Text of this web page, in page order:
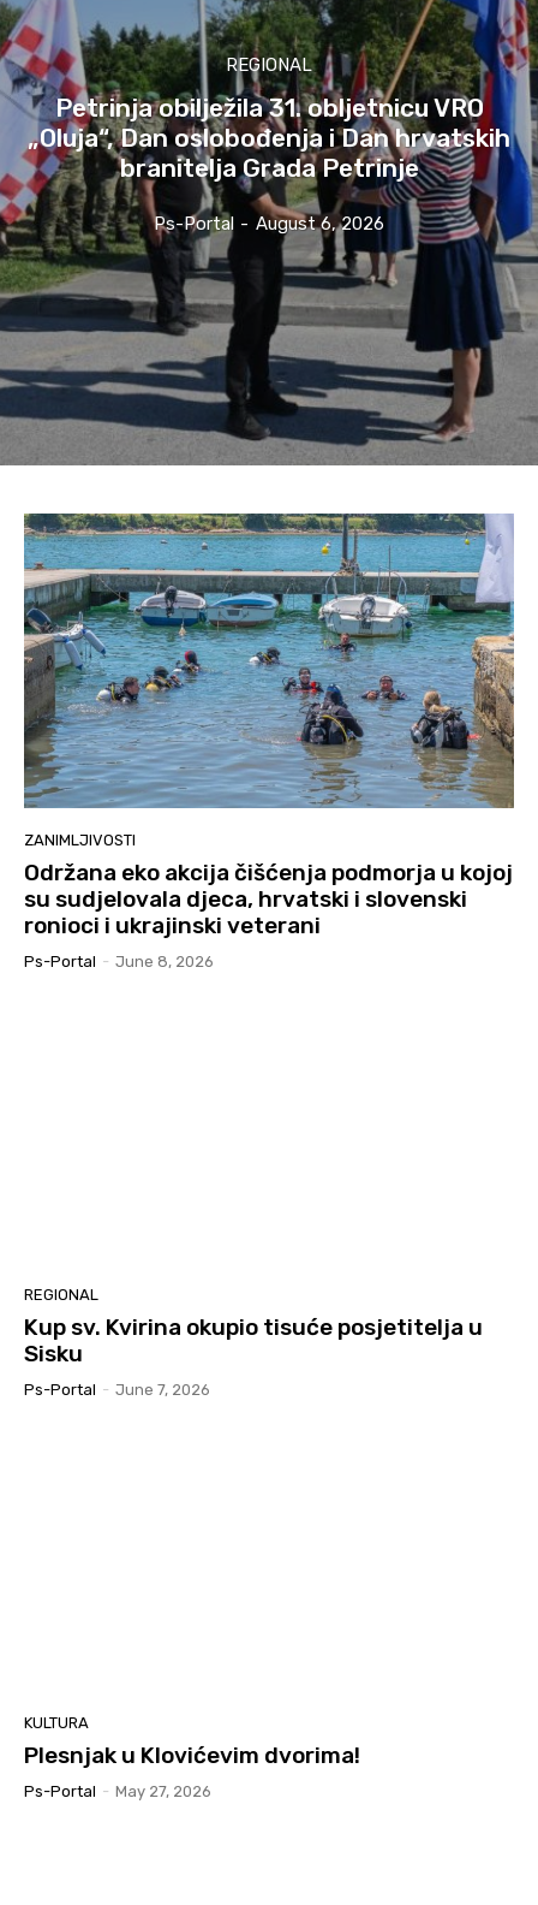
REGIONAL
Petrinja obilježila 31. obljetnicu VRO
„Oluja“, Dan oslobođenja i Dan hrvatskih
branitelja Grada Petrinje
Ps-Portal - August 6, 2026
ZANIMLJIVOSTI
Održana eko akcija čišćenja podmorja u kojoj
su sudjelovala djeca, hrvatski i slovenski
ronioci i ukrajinski veterani
Ps-Portal - June 8, 2026
REGIONAL
Kup sv. Kvirina okupio tisuće posjetitelja u
Sisku
Ps-Portal - June 7, 2026
KULTURA
Plesnjak u Klovićevim dvorima!
Ps-Portal - May 27, 2026